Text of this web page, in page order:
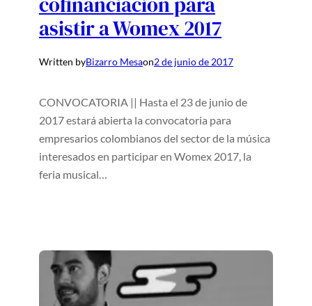
asistir a Womex 2017
Written byBizarro Mesaon2 de junio de 2017
CONVOCATORIA || Hasta el 23 de junio de
2017 estará abierta la convocatoria para
empresarios colombianos del sector de la música
interesados en participar en Womex 2017, la
feria musical…